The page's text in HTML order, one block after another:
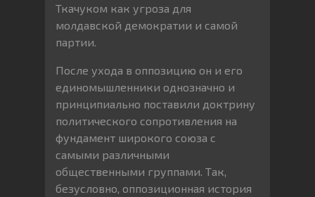
Ткачуком как угроза для
молдавской демократии и самой
партии.
После ухода в оппозицию он и его
единомышленники однозначно и
принципиально поставили доктрину
политического сопротивления на
фундамент широкого союза с
самыми различными
общественными группами. Так,
безусловно, оппозиционная история